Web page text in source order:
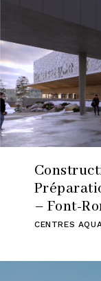
– Font-
CENTRES